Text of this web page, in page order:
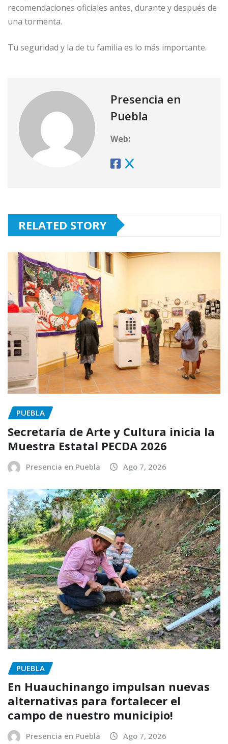
recomendaciones oficiales antes, durante y después de
una tormenta.
Tu seguridad y la de tu familia es lo más importante.
Presencia en
Puebla
Web:
RELATED STORY
PUEBLA
Secretaría de Arte y Cultura inicia la
Muestra Estatal PECDA 2026
Presencia en Puebla Ago 7, 2026
PUEBLA
En Huauchinango impulsan nuevas
alternativas para fortalecer el
campo de nuestro municipio!
Presencia en Puebla Ago 7, 2026